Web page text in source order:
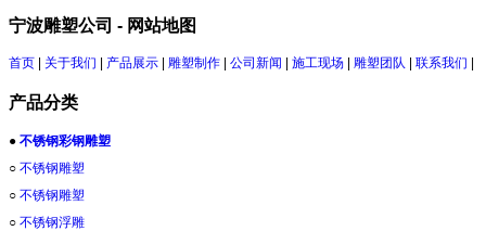
宁波雕塑公司 - 网站地图
首页 关于我们 产品展示 雕塑制作 公司新闻 施工现场 雕塑团队 联系我们
产品分类
● 不锈钢彩钢雕塑
○ 不锈钢雕塑
○ 不锈钢雕塑
○ 不锈钢浮雕